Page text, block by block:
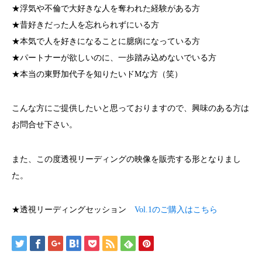
★浮気や不倫で大好きな人を奪われた経験がある方
★昔好きだった人を忘れられずにいる方
★本気で人を好きになることに臆病になっている方
★パートナーが欲しいのに、一歩踏み込めないでいる方
★本当の東野加代子を知りたいドMな方（笑）
こんな方にご提供したいと思っておりますので、興味のある方は
お問合せ下さい。
また、この度透視リーディングの映像を販売する形となりまし
た。
★透視リーディングセッション Vol.1のご購入はこちら